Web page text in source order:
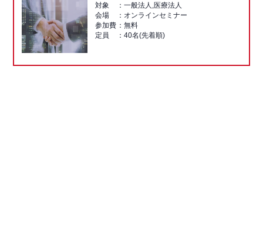
対象
一般法人,医療法人
会場
オンラインセミナー
参加費
無料
定員
40名(先着順)